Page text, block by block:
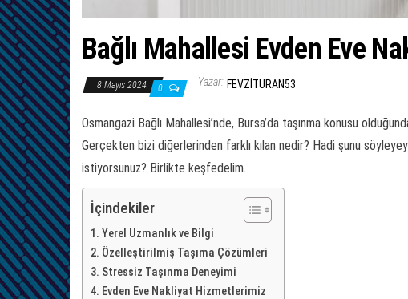
Bağlı Mahallesi Evden Eve
8 Mayıs 2024 0 Yazar: FEVZITURAN53
Osmangazi Bağlı Mahallesi’nde, Bursa’da taşınma konusu
Gerçekten bizi diğerlerinden farklı kılan nedir? Hadi şunu
istiyorsunuz? Birlikte keşfedelim.
İçindekiler
Yerel Uzmanlık ve Bilgi
Özelleştirilmiş Taşıma Çözümleri
Stressiz Taşınma Deneyimi
Evden Eve Nakliyat Hizmetlerimiz